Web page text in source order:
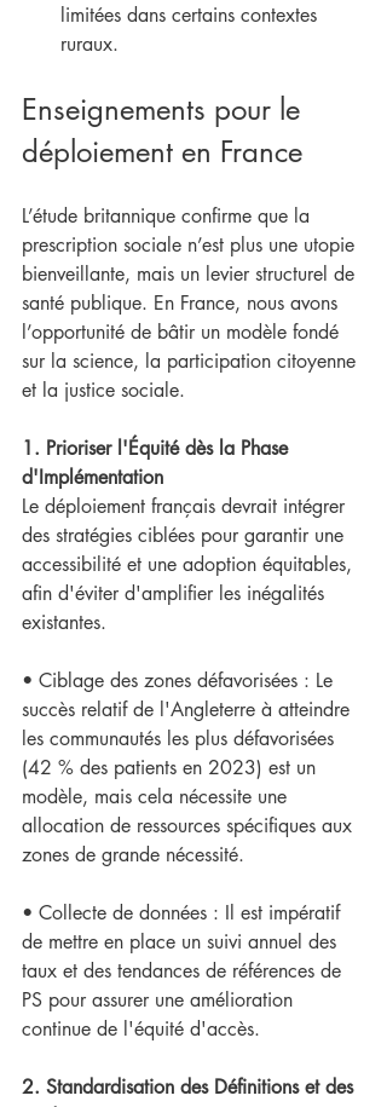
limitées dans certains contextes
ruraux.
Enseignements pour le
déploiement en France
L’étude britannique confirme que la
prescription sociale n’est plus une utopie
bienveillante, mais un levier structurel de
santé publique. En France, nous avons
l’opportunité de bâtir un modèle fondé
sur la science, la participation citoyenne
et la justice sociale.
1. Prioriser l'Équité dès la Phase
d'Implémentation
Le déploiement français devrait intégrer
des stratégies ciblées pour garantir une
accessibilité et une adoption équitables,
afin d'éviter d'amplifier les inégalités
existantes.
• Ciblage des zones défavorisées : Le
succès relatif de l'Angleterre à atteindre
les communautés les plus défavorisées
(42 % des patients en 2023) est un
modèle, mais cela nécessite une
allocation de ressources spécifiques aux
zones de grande nécessité.
• Collecte de données : Il est impératif
de mettre en place un suivi annuel des
taux et des tendances de références de
PS pour assurer une amélioration
continue de l'équité d'accès.
2. Standardisation des Définitions et des